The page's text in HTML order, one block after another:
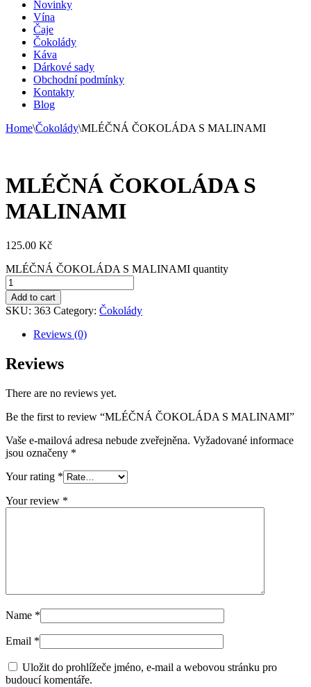
Novinky
Vína
Čaje
Čokolády
Káva
Dárkové sady
Obchodní podmínky
Kontakty
Blog
Home\Čokolády\MLÉČNÁ ČOKOLÁDA S MALINAMI
MLÉČNÁ ČOKOLÁDA S
MALINAMI
125.00 Kč
MLÉČNÁ ČOKOLÁDA S MALINAMI quantity
Add to cart
SKU: 363 Category: Čokolády
Reviews (0)
Reviews
There are no reviews yet.
Be the first to review “MLÉČNÁ ČOKOLÁDA S MALINAMI”
Vaše e-mailová adresa nebude zveřejněna. Vyžadované informace
jsou označeny *
Your rating *
Your review *
Name *
Email *
Uložit do prohlížeče jméno, e-mail a webovou stránku pro
budoucí komentáře.